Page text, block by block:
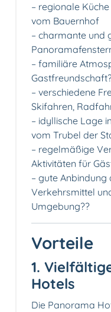
– regionale
vom Bauernhof️
– charmante und
– familiäre
– verschiedene
Skifahren,
– idyllische Lage
vom Trubel der
– regelmäßige
Aktivitäten für
– gute
Verkehrsmittel
Umgebung??️
Vorteile
1.
Hotels
Die Panorama